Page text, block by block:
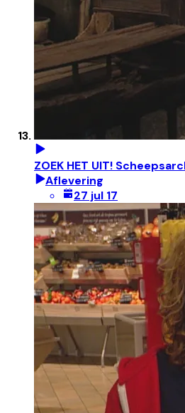
ZOEK HET UIT!
Aflevering
27 jul 17